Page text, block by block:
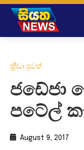
ක්‍රීඩා පුවත්
ජඩේජා
පටේල්
August 9, 2017